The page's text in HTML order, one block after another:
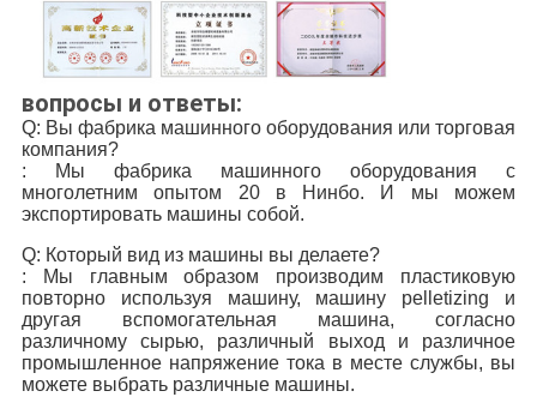
вопросы и ответы:
Q: Вы фабрика машинного оборудования или торговая
компания?
: Мы фабрика машинного оборудования с
многолетним опытом 20 в Нинбо. И мы можем
экспортировать машины собой.
Q: Который вид из машины вы делаете?
: Мы главным образом производим пластиковую
повторно используя машину, машину pelletizing и
другая вспомогательная машина, согласно
различному сырью, различный выход и различное
промышленное напряжение тока в месте службы, вы
можете выбрать различные машины.